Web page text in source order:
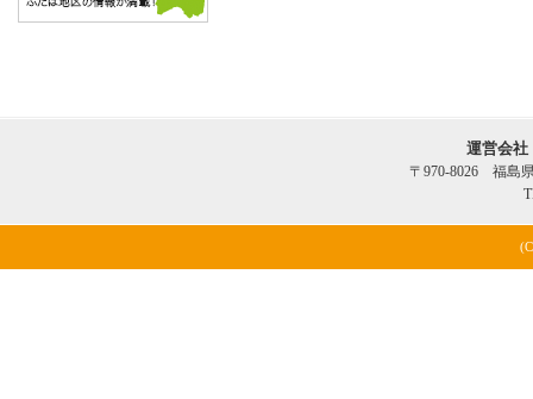
運営会
〒970-8026 福島